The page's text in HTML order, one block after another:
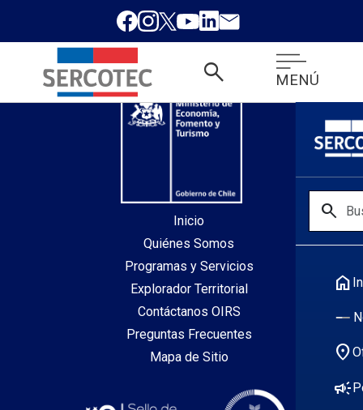
search MENÚ
search
home
location_on
campaign
desde index.php
Inicio
Quiénes Somos
Programas y Servicios
Explorador Territorial
Contáctanos OIRS
Preguntas Frecuentes
Mapa de Sitio